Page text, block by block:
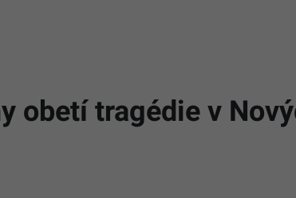
obetí tragédie v